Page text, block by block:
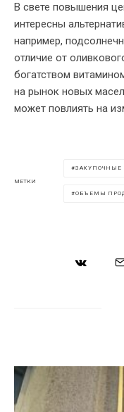
В свете повышения
интересны
например,
отличие от
богатством
на рынок новых
может повлиять на
МЕТКИ
ЗАКУПОЧНЫЕ
ОБЪЕМЫ